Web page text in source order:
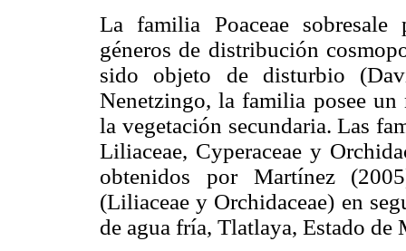
La familia Poaceae
géneros de distribución
sido objeto de disturbio
Nenetzingo, la familia posee un
la vegetación secundaria. Las
Liliaceae, Cyperaceae y
obtenidos por Martínez
(Liliaceae y Orchidaceae) en
de agua fría, Tlatlaya, Estado de